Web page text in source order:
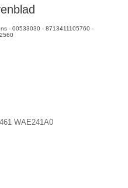
- 00533030 - 8713411105760 -
WAE241A0